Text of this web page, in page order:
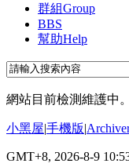
群組Group
BBS
幫助Help
網站目前檢測維護中。
小黑屋|手機版|
GMT+8, 2026-8-9